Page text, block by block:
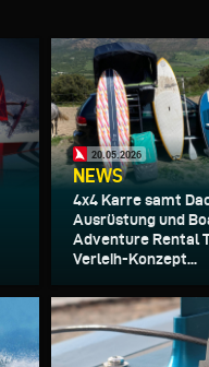
20.05.2026
NEWS
4x4 Karre samt
Ausrüstung und
Adventure Rental
Verleih-Konzept...